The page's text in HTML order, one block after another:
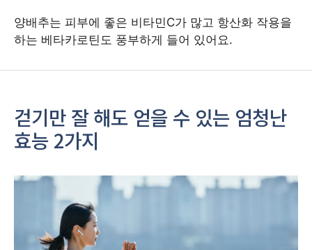
양배추는 피부에 좋은 비타민C가 많고 항산화 작용을
하는 베타카로틴도 풍부하게 들어 있어요.
걷기만 잘 해도 얻을 수 있는 엄청난
효능 2가지